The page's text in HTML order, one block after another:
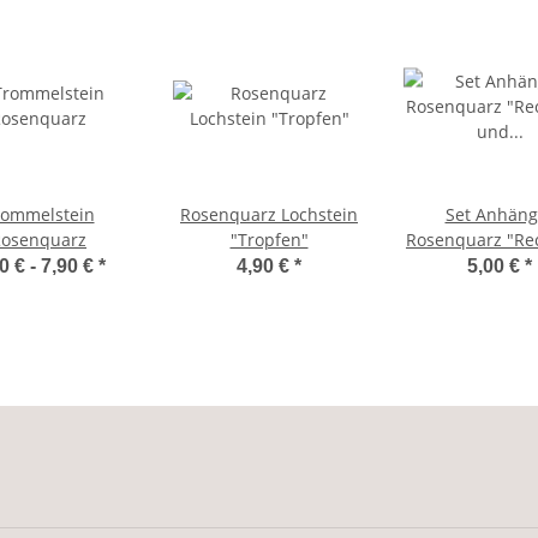
€ - 7,90 € *
Rosenquarz Lochstein
"Tropfen"
4,90 € *
Set
Rosenquarz
und5,00 € *